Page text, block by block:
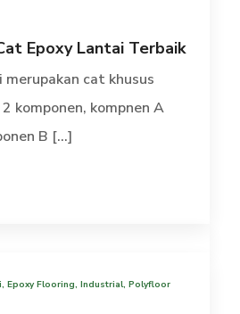
Epoxy Lantai Terbaik
cat khusus
komponen, kompnen A
B [...]
, Epoxy Flooring, Industrial, Polyfloor